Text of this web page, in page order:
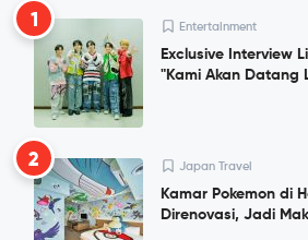
1 Entertainment
Exclusive Interview
"Kami Akan Datang
2 Japan Travel
Kamar Pokemon di
Direnovasi, Jadi